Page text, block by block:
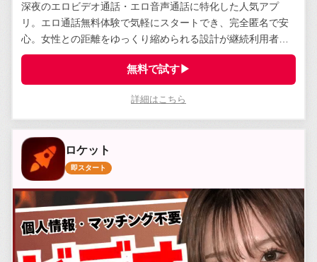
深夜のエロビデオ通話・エロ音声通話に特化した人気アプ
リ。エロ通話無料体験で気軽にスタートでき、完全匿名で安
心。女性との距離をゆっくり縮められる設計が継続利用者に
支持されている。
無料で試す▶
詳細はこちら
ロケット
即スタート